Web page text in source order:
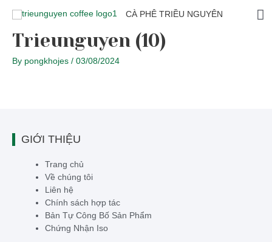
CÀ PHÊ TRIỀU NGUYÊN
Trieunguyen (10)
By pongkhojes / 03/08/2024
GIỚI THIỆU
Trang chủ
Về chúng tôi
Liên hệ
Chính sách hợp tác
Bản Tự Công Bố Sản Phẩm
Chứng Nhận Iso